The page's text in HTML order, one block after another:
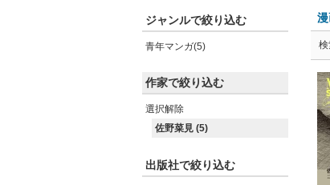
ジャンルで絞り込む
青年マンガ(5)
作家で絞り込む
選択解除
佐野菜見 (5)
出版社で絞り込む